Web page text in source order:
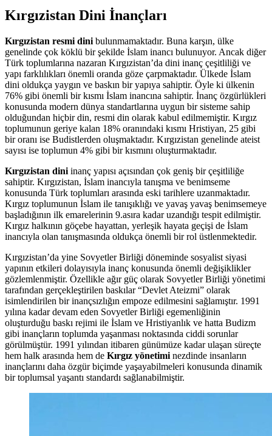
Kırgızistan Dini İnançları
Kırgızistan resmi dini bulunmamaktadır. Buna karşın, ülke
genelinde çok köklü bir şekilde İslam inancı bulunuyor. Ancak diğer
Türk toplumlarına nazaran Kırgızistan’da dini inanç çeşitliliği ve
yapı farklılıkları önemli oranda göze çarpmaktadır. Ülkede İslam
dini oldukça yaygın ve baskın bir yapıya sahiptir. Öyle ki ülkenin
76% gibi önemli bir kısmı İslam inancına sahiptir. İnanç özgürlükleri
konusunda modern dünya standartlarına uygun bir sisteme sahip
olduğundan hiçbir din, resmi din olarak kabul edilmemiştir. Kırgız
toplumunun geriye kalan 18% oranındaki kısmı Hristiyan, 25 gibi
bir oranı ise Budistlerden oluşmaktadır. Kırgızistan genelinde ateist
sayısı ise toplumun 4% gibi bir kısmını oluşturmaktadır.
Kırgızistan dini inanç yapısı açısından çok geniş bir çeşitliliğe
sahiptir. Kırgızistan, İslam inancıyla tanışma ve benimseme
konusunda Türk toplumları arasında eski tarihlere uzanmaktadır.
Kırgız toplumunun İslam ile tanışıklığı ve yavaş yavaş benimsemeye
başladığının ilk emarelerinin 9.asıra kadar uzandığı tespit edilmiştir.
Kırgız halkının göçebe hayattan, yerleşik hayata geçişi de İslam
inancıyla olan tanışmasında oldukça önemli bir rol üstlenmektedir.
Kırgızistan’da yine Sovyetler Birliği döneminde sosyalist siyasi
yapının etkileri dolayısıyla inanç konusunda önemli değişiklikler
gözlemlenmiştir. Özellikle ağır güç olarak Sovyetler Birliği yönetimi
tarafından gerçekleştirilen baskılar “Devlet Ateizmi” olarak
isimlendirilen bir inançsızlığın empoze edilmesini sağlamıştır. 1991
yılına kadar devam eden Sovyetler Birliği egemenliğinin
oluşturduğu baskı rejimi ile İslam ve Hristiyanlık ve hatta Budizm
gibi inançların toplumda yaşanması noktasında ciddi sorunlar
görülmüştür. 1991 yılından itibaren günümüze kadar ulaşan süreçte
hem halk arasında hem de Kırgız yönetimi nezdinde insanların
inançlarını daha özgür biçimde yaşayabilmeleri konusunda dinamik
bir toplumsal yaşantı standardı sağlanabilmiştir.